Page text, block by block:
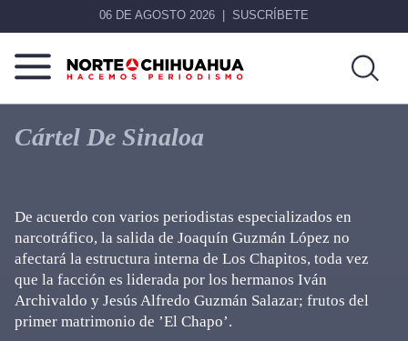
06 DE AGOSTO 2026 SUSCRÍBETE
Norte
De
Chihuahua
Más
que
noticias,
Cártel De Sinaloa
De acuerdo con varios periodistas especializados en
narcotráfico, la salida de Joaquín Guzmán López no
afectará la estructura interna de Los Chapitos, toda vez
que la facción es liderada por los hermanos Iván
Archivaldo y Jesús Alfredo Guzmán Salazar; frutos del
primer matrimonio de ’El Chapo’.